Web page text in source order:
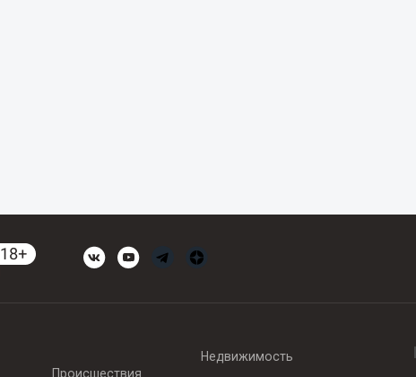
Происшествия
Недвижимость